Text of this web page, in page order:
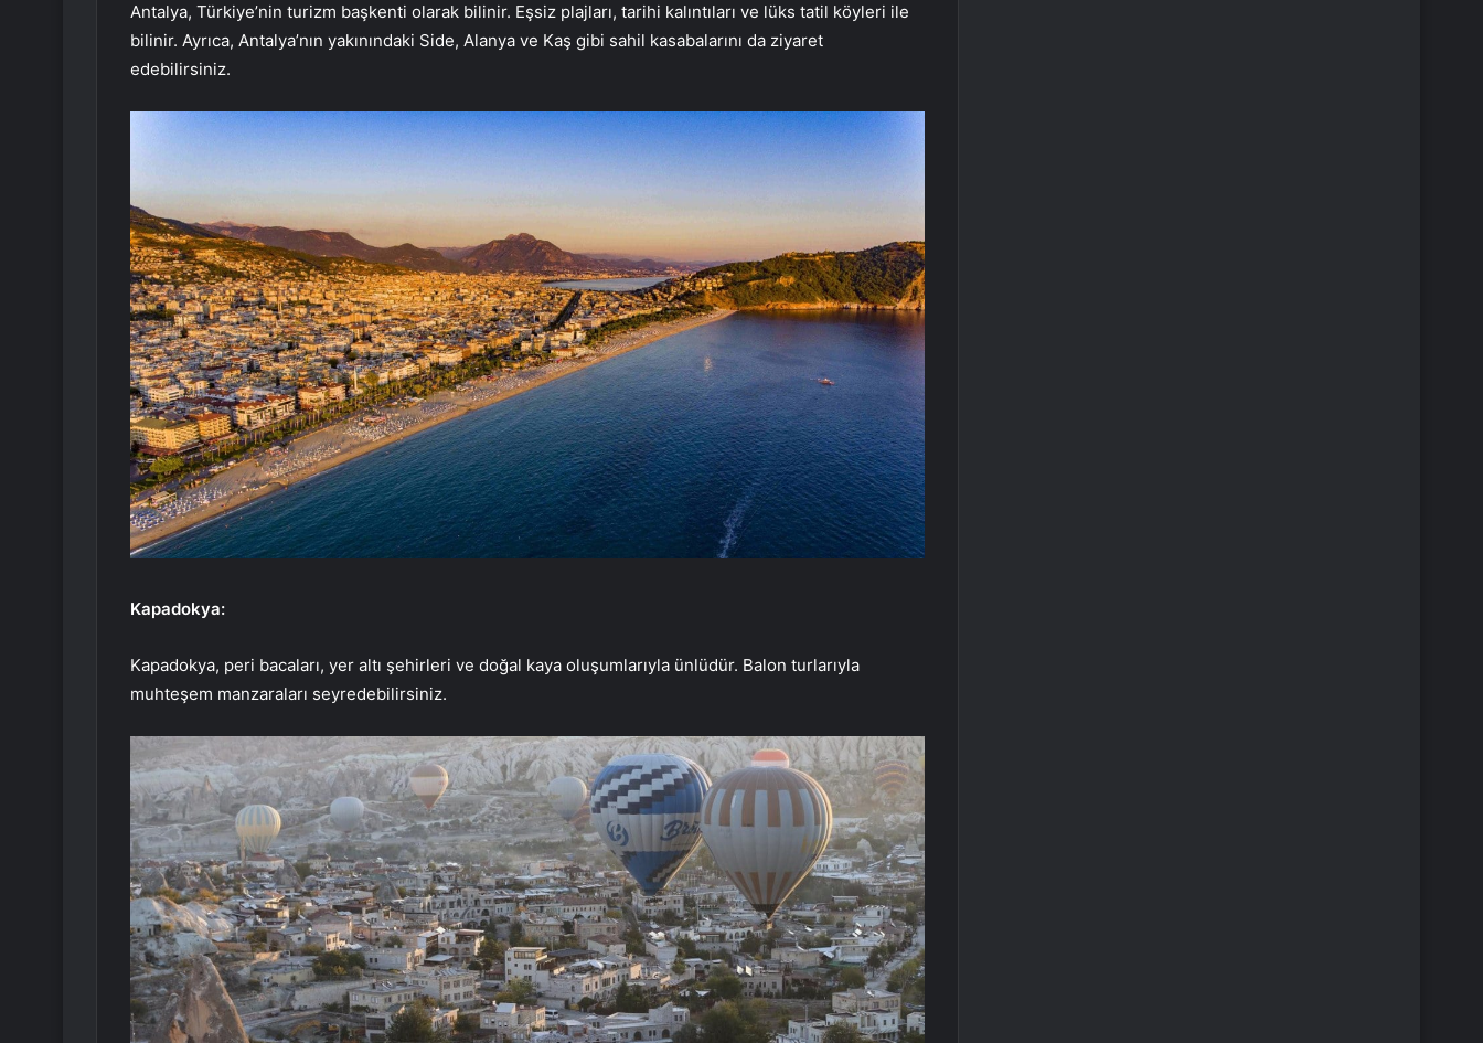
Antalya, Türkiye’nin turizm başkenti olarak bilinir. Eşsiz plajları, tarihi kalıntıları ve lüks tatil köyleri ile
bilinir. Ayrıca, Antalya’nın yakınındaki Side, Alanya ve Kaş gibi sahil kasabalarını da ziyaret
edebilirsiniz.
Kapadokya:
Kapadokya, peri bacaları, yer altı şehirleri ve doğal kaya oluşumlarıyla ünlüdür. Balon turlarıyla
muhteşem manzaraları seyredebilirsiniz.